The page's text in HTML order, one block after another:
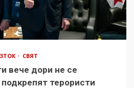
СВЯТ
вече дори не се
терористи